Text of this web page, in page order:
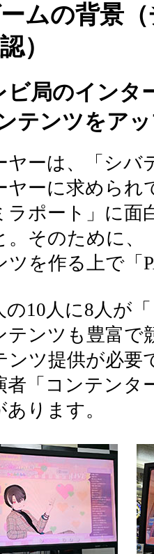
ムの背景
）
ビ局のインタ
テンツをア
ヤーは、「シバ
ヤーに求められ
ラポート」に
。そのために
ツを作る上で「
の10人に8人が
テンツも豊富で
ンツ提供が必要
者「コンテンタ
あります。